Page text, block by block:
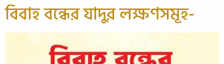
বিবাহ বন্ধের যাদুর লক্ষণসমূহ-